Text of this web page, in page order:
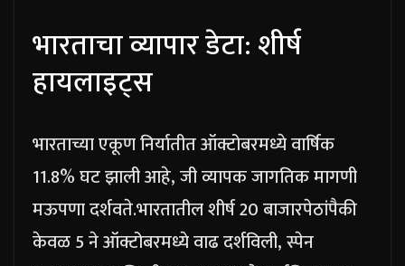
भारताचा व्यापार डेटा: शीर्ष
हायलाइट्स
भारताच्या एकूण निर्यातीत ऑक्टोबरमध्ये वार्षिक
11.8% घट झाली आहे, जी व्यापक जागतिक मागणी
मऊपणा दर्शवते.भारतातील शीर्ष 20 बाजारपेठांपैकी
केवळ 5 ने ऑक्टोबरमध्ये वाढ दर्शविली, स्पेन